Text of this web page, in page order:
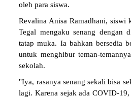
oleh para siswa.
Revalina Anisa Ramadhani,
Tegal mengaku senang dengan
tatap muka. Ia bahkan bersedia
untuk menghibur teman-
sekolah.
"Iya, rasanya senang sekali bisa
lagi. Karena sejak ada COVID-